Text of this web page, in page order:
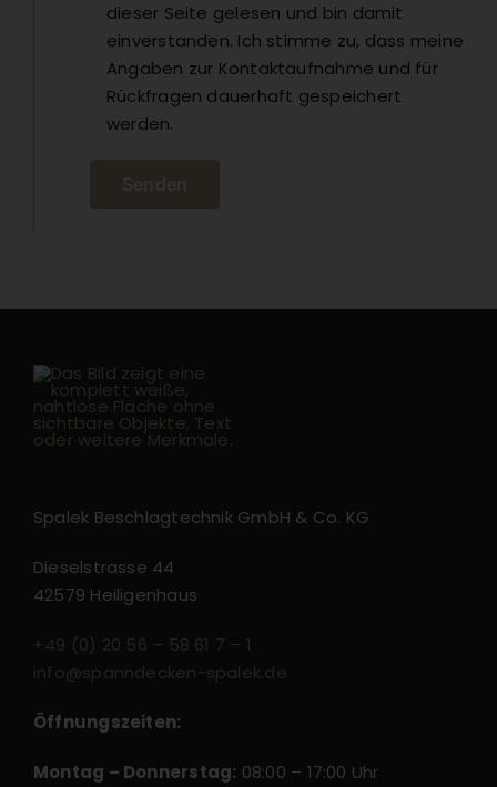
dieser Seite gelesen und bin damit
einverstanden. Ich stimme zu, dass meine
Angaben zur Kontaktaufnahme und für
Rückfragen dauerhaft gespeichert
werden.
Spalek Beschlagtechnik GmbH & Co. KG
Dieselstrasse 44
42579 Heiligenhaus
+49 (0) 20 56 – 58 61 7 – 1
info@spanndecken-spalek.de
Öffnungszeiten:
Montag – Donnerstag: 08:00 – 17:00 Uhr